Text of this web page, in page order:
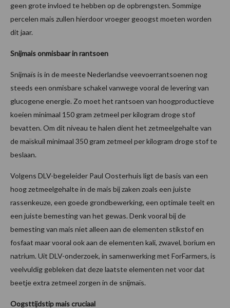
geen grote invloed te hebben op de opbrengsten. Sommige
percelen mais zullen hierdoor vroeger geoogst moeten worden
dit jaar.
Snijmais onmisbaar in rantsoen
Snijmaïs is in de meeste Nederlandse veevoerrantsoenen nog
steeds een onmisbare schakel vanwege vooral de levering van
glucogene energie. Zo moet het rantsoen van hoogproductieve
koeien minimaal 150 gram zetmeel per kilogram droge stof
bevatten. Om dit niveau te halen dient het zetmeelgehalte van
de maïskuil minimaal 350 gram zetmeel per kilogram droge stof te
beslaan.
Volgens DLV-begeleider Paul Oosterhuis ligt de basis van een
hoog zetmeelgehalte in de mais bij zaken zoals een juiste
rassenkeuze, een goede grondbewerking, een optimale teelt en
een juiste bemesting van het gewas. Denk vooral bij de
bemesting van mais niet alleen aan de elementen stikstof en
fosfaat maar vooral ook aan de elementen kali, zwavel, borium en
natrium. Uit DLV-onderzoek, in samenwerking met ForFarmers, is
veelvuldig gebleken dat deze laatste elementen net voor dat
beetje extra zetmeel zorgen in de snijmaïs.
Oogsttijdstip mais cruciaal